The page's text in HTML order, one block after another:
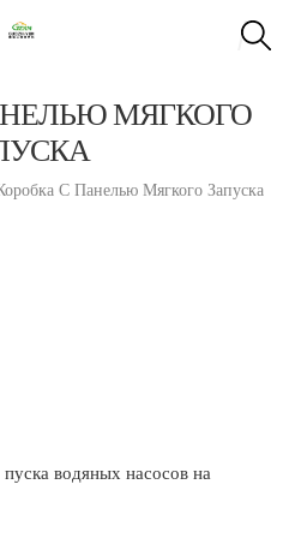
МЯГКОГО
С Панелью Мягкого Запуска
водяных насосов на